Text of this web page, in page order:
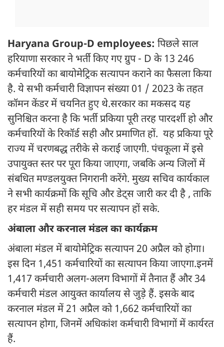
Haryana Group-D employees: पिछले साल
हरियाणा सरकार ने भर्ती किए गए ग्रुप - D के 13 246
कर्मचारियों का बायोमेट्रिक सत्यापन कराने का फैसला किया
है. ये सभी कर्मचारी विज्ञापन संख्या 01 / 2023 के तहत
कॉमन केंडर में चयनित हुए थे.सरकार का मकसद यह
सुनिश्चित करना है कि भर्ती प्रकिया पूरी तरह पारदर्शी हो और
कर्मचारियों के रिकॉर्ड सही और प्रमाणित हों. यह प्रकिया पूरे
राज्य में चरणबद्ध तरीके से कराई जाएगी. पंचकूला में इसे
उपायुक्त स्तर पर पूरा किया जाएगा, जबकि अन्य जिलों में
संबधित मण्डलयुक्त निगरानी करेंगे. मुख्य सचिव कार्यकाल
ने सभी कार्यक्रमों कि सूचि और डेट्स जारी कर दी है , ताकि
हर मंडल में सही समय पर सत्यापन हों सके.
अंबाला और करनाल मंडल का कार्यक्रम
अंबाला मंडल में बायोमेट्रिक सत्यापन 20 अप्रैल को होगा।
इस दिन 1,451 कर्मचारियों का सत्यापन किया जाएगा.इनमें
1,417 कर्मचारी अलग-अलग विभागों में तैनात हैं और 34
कर्मचारी मंडल आयुक्त कार्यालय से जुड़े हैं. इसके बाद
करनाल मंडल में 21 अप्रैल को 1,662 कर्मचारियों का
सत्यापन होगा, जिनमें अधिकांश कर्मचारी विभागों में कार्यरत
हैं.